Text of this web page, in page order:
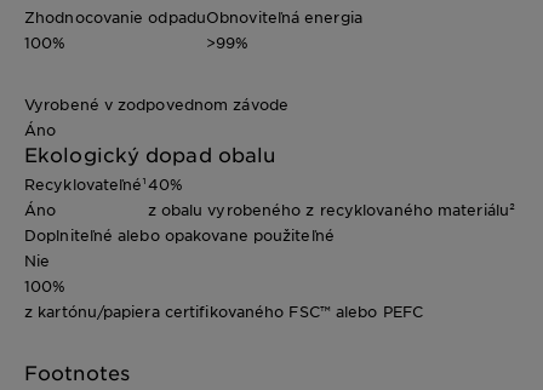
Zhodnocovanie odpadu
100%
Obnoviteľná energia
>99%
Vyrobené v zodpovednom závode
Áno
Ekologický dopad obalu
Recyklovateľné¹
Áno
40%
z obalu vyrobeného z recyklovaného materiálu²
Doplniteľné alebo opakovane použiteľné
Nie
100%
z kartónu/papiera certifikovaného FSC™ alebo PEFC
Footnotes